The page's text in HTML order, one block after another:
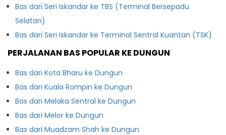
Bas dari Seri Iskandar ke TBS (Terminal Bersepadu
Selatan)
Bas dari Seri Iskandar ke Terminal Sentral Kuantan (TSK)
PERJALANAN BAS POPULAR KE DUNGUN
Bas dari Kota Bharu ke Dungun
Bas dari Kuala Rompin ke Dungun
Bas dari Melaka Sentral ke Dungun
Bas dari Melor ke Dungun
Bas dari Muadzam Shah ke Dungun